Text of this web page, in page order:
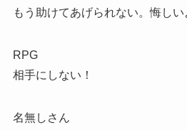
もう助けてあげられない。悔しい
RPG
相手にしない！
名無しさん